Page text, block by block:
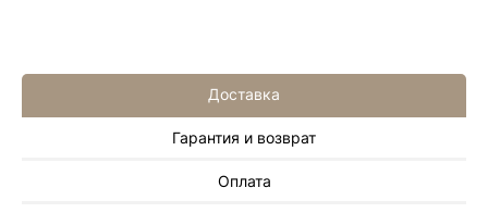
Доставка
Гарантия и возврат
Оплата
Алла Майорова